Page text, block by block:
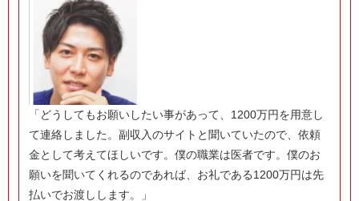
「どうしてもお願いしたい事があって、1200万円を用意し
て連絡しました。副収入のサイトと聞いていたので、依頼
金として考えてほしいです。僕の職業は医者です。僕のお
願いを聞いてくれるのであれば、お礼である1200万円は先
払いでお渡しします。」